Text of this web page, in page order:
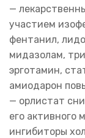
—
участием
фентанил,
мидазолам,
эрготамин,
амиодарон
— орлистат
его активного
ингибиторы